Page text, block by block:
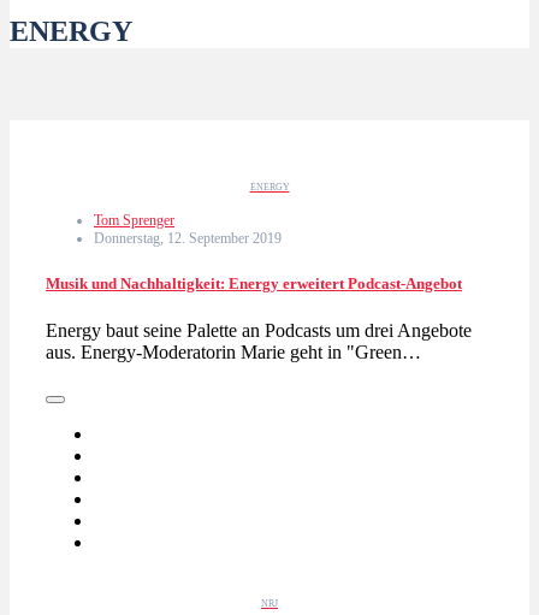
ENERGY
ENERGY
Tom Sprenger
Donnerstag, 12. September 2019
Musik und Nachhaltigkeit: Energy erweitert Podcast-Angebot
Energy baut seine Palette an Podcasts um drei Angebote
aus. Energy-Moderatorin Marie geht in "Green…
NRJ